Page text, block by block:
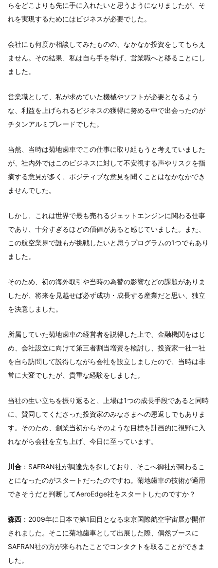
らをどこよりも先に手に入れたいと思うようになりましたが、そ
れを実現するためにはビジネスが必要でした。
会社にも何度か相談してみたものの、なかなか投資をしてもらえ
ません。その結果、私は自ら手を挙げ、営業職へと移ることにし
ました。
営業職として、私が求めていた機械やソフトが必要となるよう
な、利益を上げられるビジネスの獲得に努める中で出会ったのが
チタンアルミブレードでした。
当然、当時は菊地歯車でこの仕事に取り組もうと考えていました
が、社内外ではこのビジネスに対して不安視する声やリスクを指
摘する意見が多く、ポジティブな意見を聞くことはなかなかでき
ませんでした。
しかし、これは世界で最も売れるジェットエンジンに関わる仕事
であり、十分すぎるほどの価値があると感じていました。また、
この航空業界で誰もが挑戦したいと思うプログラムの1つでもあり
ました。
そのため、初の海外取引や当時の為替の影響などの課題がありま
したが、将来を見越せば必ず成功・成長する産業だと思い、独立
を決意しました。
所属していた菊地歯車の経営者を説得した上で、金融機関をはじ
め、会社設立に向けて第三者割当増資を検討し、投資家一社一社
を自ら訪問して説得しながら会社を設立しましたので、当時は非
常に大変でしたが、貴重な経験をしました。
当社の生い立ちを振り返ると、上場は1つの成長手段であると同時
に、賛同してくださった投資家のみなさまへの恩返しでもありま
す。そのため、創業当初からそのような目標を計画的に視野に入
れながら会社を立ち上げ、今日に至っています。
川合 ：SAFRAN社が調達先を探しており、そこへ御社が関わるこ
とになったのがスタートだったのですね。菊地歯車の技術が適用
できそうだと判断してAeroEdge社をスタートしたのですか？
森西 ：2009年に日本で第1回目となる東京国際航空宇宙展が開催
されました。そこに菊地歯車として出展した際、偶然ブースに
SAFRAN社の方が来られたことでコンタクトを取ることができま
した。